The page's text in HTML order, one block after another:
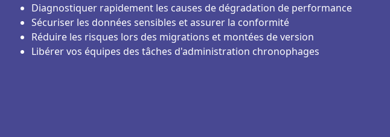
Diagnostiquer rapidement les causes de dégradation de performance
Sécuriser les données sensibles et assurer la conformité
Réduire les risques lors des migrations et montées de version
Libérer vos équipes des tâches d'administration chronophages